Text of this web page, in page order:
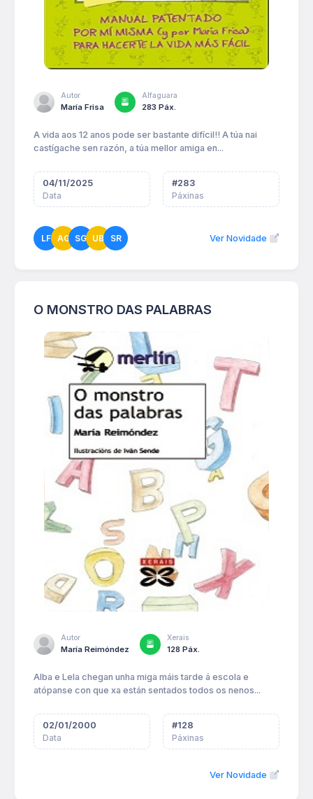
Autor
María Frisa
Alfaguara
283 Páx.
A vida aos 12 anos pode ser bastante difícil!! A túa nai
castígache sen razón, a túa mellor amiga en...
04/11/2025
Data
#283
Páxinas
LF AG SG UB SR Ver Novidade
O MONSTRO DAS PALABRAS
Autor
María Reimóndez
Xerais
128 Páx.
Alba e Lela chegan unha miga máis tarde á escola e
atópanse con que xa están sentados todos os nenos...
02/01/2000
Data
#128
Páxinas
Ver Novidade